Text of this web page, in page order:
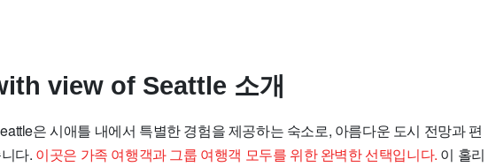
view of Seattle 소개
은 시애틀 내에서 특별한 경험을 제공하는 숙소로, 아름다운 도시 전망과 편
다. 이곳은 가족 여행객과 그룹 여행객 모두를 위한 완벽한 선택입니다. 이 홀리